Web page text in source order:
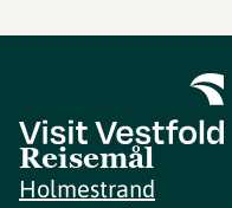
Reisemål
Holmestrand